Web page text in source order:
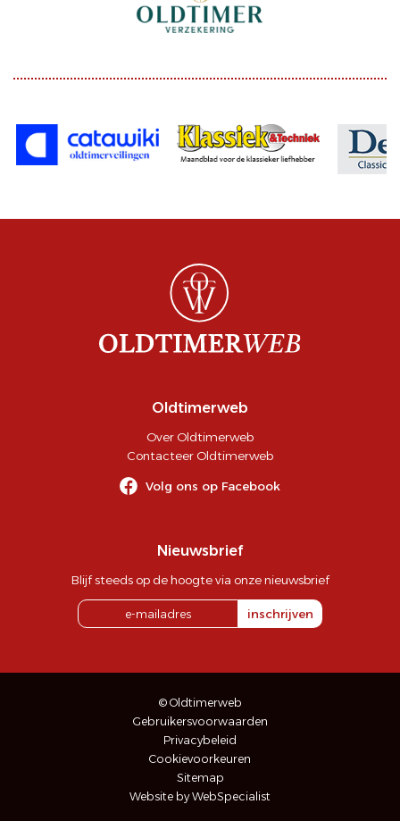
Oldtimerweb
Over Oldtimerweb
Contacteer Oldtimerweb
Volg ons op Facebook
Nieuwsbrief
Blijf steeds op de hoogte via onze nieuwsbrief
inschrijven
© Oldtimerweb
Gebruikersvoorwaarden
Privacybeleid
Cookievoorkeuren
Sitemap
Website by WebSpecialist